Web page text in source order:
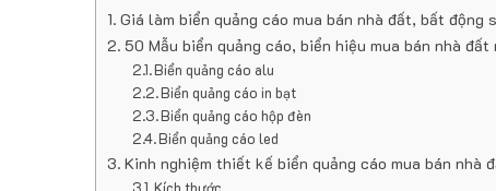
Giá làm biển quảng cáo mua bán nhà đất, bất động
50 Mẫu biển quảng cáo, biển hiệu mua bán nhà
Biển quảng cáo alu
Biển quảng cáo in bạt
Biển quảng cáo hộp đèn
Biển quảng cáo led
Kinh nghiệm thiết kế biển quảng cáo mua bán nhà
Kích thước